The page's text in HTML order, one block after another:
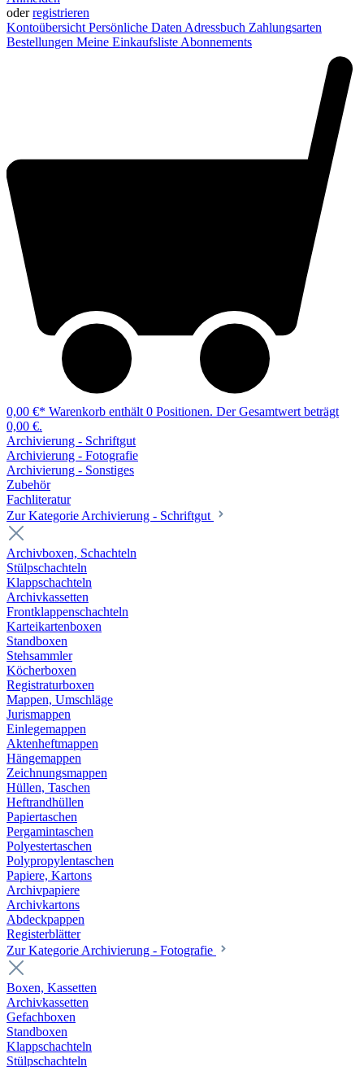
oderregistrieren
Kontoübersicht Persönliche Daten Adressbuch Zahlungsarten
Bestellungen Meine Einkaufsliste Abonnements
0,00 €* Warenkorb enthält 0 Positionen. Der Gesamtwert beträgt
0,00 €.
Archivierung - Schriftgut
Archivierung - Fotografie
Archivierung - Sonstiges
Zubehör
Fachliteratur
Zur Kategorie Archivierung - Schriftgut
Archivboxen, Schachteln
Stülpschachteln
Klappschachteln
Archivkassetten
Frontklappenschachteln
Karteikartenboxen
Standboxen
Stehsammler
Köcherboxen
Registraturboxen
Mappen, Umschläge
Jurismappen
Einlegemappen
Aktenheftmappen
Hängemappen
Zeichnungsmappen
Hüllen, Taschen
Heftrandhüllen
Papiertaschen
Pergamintaschen
Polyestertaschen
Polypropylentaschen
Papiere, Kartons
Archivpapiere
Archivkartons
Abdeckpappen
Registerblätter
Zur Kategorie Archivierung - Fotografie
Boxen, Kassetten
Archivkassetten
Gefachboxen
Standboxen
Klappschachteln
Stülpschachteln